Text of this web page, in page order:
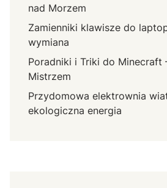
nad Morzem
Zamienniki klawisze do
wymiana
Poradniki i Triki do Minecraft
Mistrzem
Przydomowa elektrownia
ekologiczna energia